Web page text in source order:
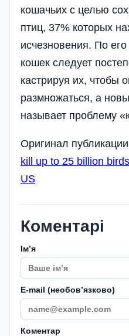
кошачьих с целью
птиц, 37% которых
исчезновения. По
кошек следует
кастрируя их, чтобы
размножаться, а
называет проблему
Оригинал
kill up to 25 billion
US
Коментарі
Імʼя
E-mail (необовʼязково)
Коментар